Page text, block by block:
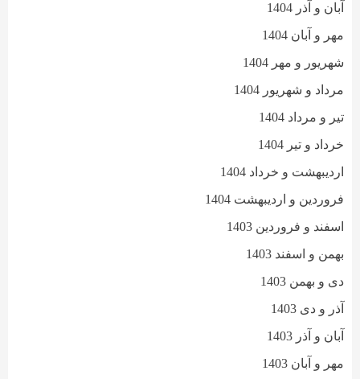
آبان و آذر 1404
مهر و آبان 1404
شهریور و مهر 1404
مرداد و شهریور 1404
تیر و مرداد 1404
خرداد و تیر 1404
اردیبهشت و خرداد 1404
فروردین و اردیبهشت 1404
اسفند و فروردین 1403
بهمن و اسفند 1403
دی و بهمن 1403
آذر و دی 1403
آبان و آذر 1403
مهر و آبان 1403